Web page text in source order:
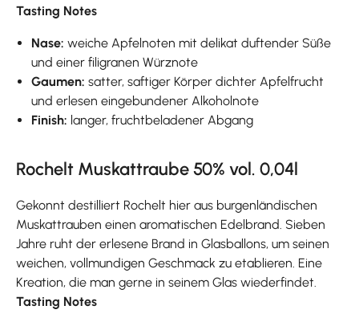
Tasting Notes
Nase: weiche Apfelnoten mit delikat duftender Süße
und einer filigranen Würznote
Gaumen: satter, saftiger Körper dichter Apfelfrucht
und erlesen eingebundener Alkoholnote
Finish: langer, fruchtbeladener Abgang
Rochelt Muskattraube 50% vol. 0,04l
Gekonnt destilliert Rochelt hier aus burgenländischen
Muskattrauben einen aromatischen Edelbrand. Sieben
Jahre ruht der erlesene Brand in Glasballons, um seinen
weichen, vollmundigen Geschmack zu etablieren. Eine
Kreation, die man gerne in seinem Glas wiederfindet.
Tasting Notes